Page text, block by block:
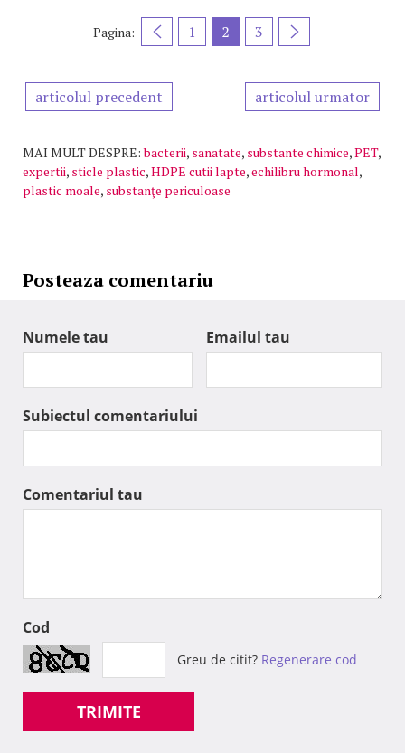
Pagina: 1 2 3
articolul precedent articolul urmator
MAI MULT DESPRE: bacterii, sanatate, substante chimice,PET,
expertii, sticle plastic,HDPE cutii lapte,echilibru hormonal,
plastic moale, substanţe periculoase
Posteaza comentariu
Numele tau Emailul tau
Subiectul comentariului
Comentariul tau
Cod
Greu de citit? Regenerare cod
TRIMITE